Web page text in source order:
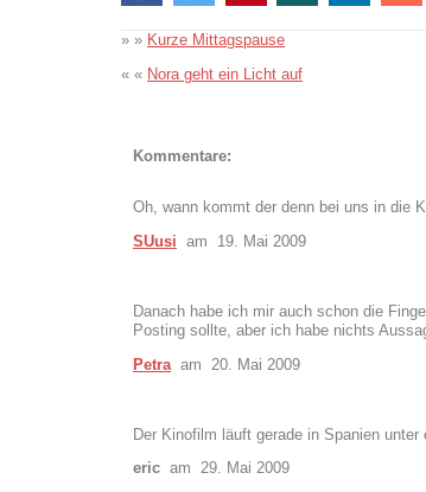
» » Kurze Mittagspause
« « Nora geht ein Licht auf
Kommentare:
Oh, wann kommt der denn bei uns in die
SUusi am 19. Mai 2009
Danach habe ich mir auch schon die
Posting sollte, aber ich habe nichts
Petra am 20. Mai 2009
Der Kinofilm läuft gerade in Spanien unter
eric am 29. Mai 2009